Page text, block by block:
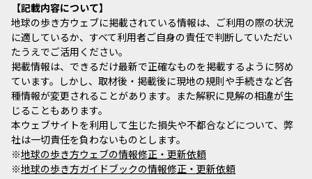
記載内容について
地球の歩き方ウェブに掲載されている情報は、ご利用の際の状況
に適しているか、すべて利用者ご自身の責任で判断していただい
たうえでご活用ください。
掲載情報は、できるだけ最新で正確なものを掲載するように努め
ています。しかし、取材後・掲載後に現地の規則や手続きなど各
種情報が変更されることがあります。また解釈に見解の相違が生
じることもあります。
本ウェブサイトを利用して生じた損失や不都合などについて、弊
社は一切責任を負わないものとします。
※地球の歩き方ウェブの情報修正・更新依頼
※地球の歩き方ガイドブックの情報修正・更新依頼